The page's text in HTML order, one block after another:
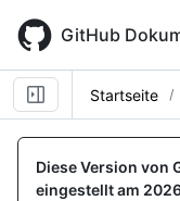
main
content
GitHub
Startseite
Diese Version von
eingestellt am